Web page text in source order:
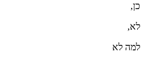
כן,
לא,
למה לא